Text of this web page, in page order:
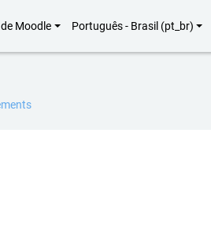
Moodle Português - Brasil ‎(pt_br)‎